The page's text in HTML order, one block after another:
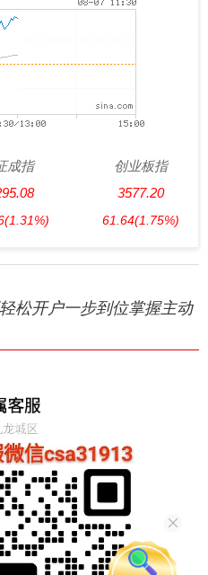
成指
(1.31%)
创业板指
3577.20
61.64(1.75%)
松开户一步到位掌握主动